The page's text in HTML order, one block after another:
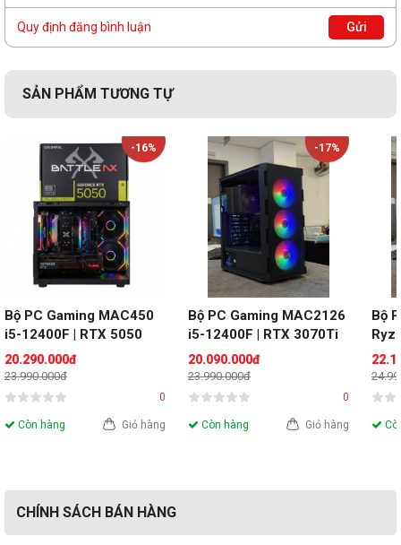
Quy định đăng bình luận Gửi
SẢN PHẨM TƯƠNG TỰ
-16%
Bộ PC Gaming MAC450
i5-12400F | RTX 5050
8GB| RAM 16GB
20.290.000đ
23.990.000đ
0
Còn hàng Giỏ hàng
-17%
Bộ PC Gaming MAC2126
i5-12400F | RTX 3070Ti
8GB| RAM 16GB
20.090.000đ
23.990.000đ
0
Còn hàng Giỏ hàng
Bộ
CHÍNH SÁCH BÁN HÀNG